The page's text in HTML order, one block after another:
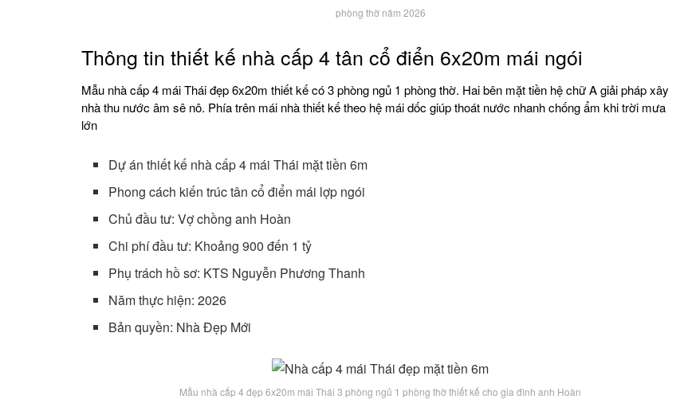
phòng thờ năm 2026
Thông tin thiết kế nhà cấp 4 tân cổ điển 6x20m mái ngói
Mẫu nhà cấp 4 mái Thái đẹp 6x20m thiết kế có 3 phòng ngủ 1 phòng thờ. Hai bên mặt tiền hệ chữ A giải pháp xây
nhà thu nước âm sê nô. Phía trên mái nhà thiết kế theo hệ mái dốc giúp thoát nước nhanh chống ẩm khi trời mưa
lớn
Dự án thiết kế nhà cấp 4 mái Thái mặt tiền 6m
Phong cách kiến trúc tân cổ điển mái lợp ngói
Chủ đầu tư: Vợ chồng anh Hoàn
Chi phí đầu tư: Khoảng 900 đến 1 tỷ
Phụ trách hồ sơ: KTS Nguyễn Phương Thanh
Năm thực hiện: 2026
Bản quyền: Nhà Đẹp Mới
Mẫu nhà cấp 4 đẹp 6x20m mái Thái 3 phòng ngủ 1 phòng thờ thiết kế cho gia đình anh Hoàn